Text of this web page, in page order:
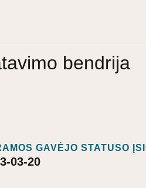
bendrija
GAVĖJO STATUSO
03-20